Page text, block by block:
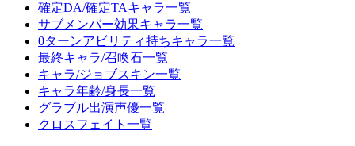
確定DA/確定TAキャラ一覧
サブメンバー効果キャラ一覧
0ターンアビリティ持ちキャラ一覧
最終キャラ/召喚石一覧
キャラ/ジョブスキン一覧
キャラ年齢/身長一覧
グラブル出演声優一覧
クロスフェイト一覧